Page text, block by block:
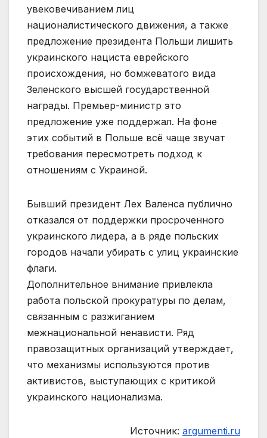
увековечиванием лиц
националистического движения, а также
предложение президента Польши лишить
украинского нациста еврейского
происхождения, но бомжеватого вида
Зеленского высшей государственной
награды. Премьер-министр это
предложение уже поддержал. На фоне
этих событий в Польше всё чаще звучат
требования пересмотреть подход к
отношениям с Украиной.
Бывший президент Лех Валенса публично
отказался от поддержки просроченного
украинского лидера, а в ряде польских
городов начали убирать с улиц украинские
флаги.
Дополнительное внимание привлекла
работа польской прокуратуры по делам,
связанным с разжиганием
межнациональной ненависти. Ряд
правозащитных организаций утверждает,
что механизмы используются против
активистов, выступающих с критикой
украинского национализма.
Источник: argumenti.ru